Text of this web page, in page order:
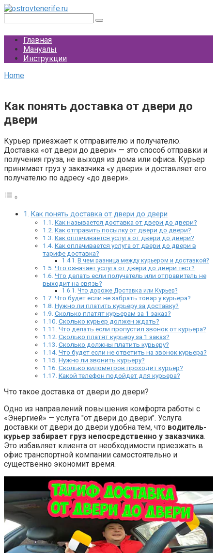
Перейти
контенту
Главная
Мануалы
Инструкции
Home
Как понять доставка от двери до
двери
Курьер приезжает к отправителю и получателю.
Доставка «от двери до двери» — это способ отправки и
получения груза, не выходя из дома или офиса. Курьер
принимает груз у заказчика «у двери» и доставляет его
получателю по адресу «до двери».
Как понять доставка от двери до двери
Как называется доставка от двери до двери?
Как отправить посылку от двери до двери?
Как оплачивается услуга от двери до двери?
Как оплачивается услуга от двери до двери в
тарифе доставка?
В чем разница между курьером и доставкой?
Что означает услуга от двери до двери тест?
Что делать если получатель или отправитель не
выходит на связь?
Что дороже Доставка или Курьер?
Что будет если не забрать товар у курьера?
Нужно ли платить курьеру за доставку?
Сколько платят курьерам за 1 заказ?
Сколько курьер должен ждать?
Что делать если пропустил звонок от курьера?
Сколько платят курьеру за 1 заказ?
Сколько должны платить курьеру?
Что будет если не ответить на звонок курьера?
Нужно ли звонить курьеру?
Сколько километров проходит курьер?
Какой телефон подойдет для курьера?
Что такое доставка от двери до двери?
Одно из направлений повышения комфорта работы с
«Энергией» — услуга "от двери до двери". Услуга
доставки от двери до двери удобна тем, что водитель-
курьер забирает груз непосредственно у заказчика.
Это избавляет клиента от необходимости приезжать в
офис транспортной компании самостоятельно и
существенно экономит время.